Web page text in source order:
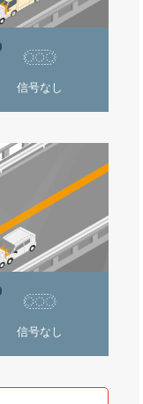
信号なし
信号なし